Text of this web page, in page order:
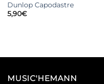
Dunlop Capodastre
5,90€
MUSIC'HEMANN